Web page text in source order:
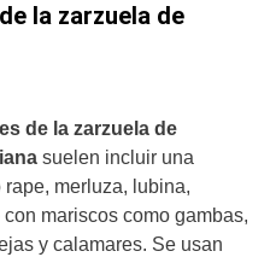
la zarzuela de
de la zarzuela de
suelen incluir una
merluza, lubina,
mariscos como gambas,
y calamares. Se usan